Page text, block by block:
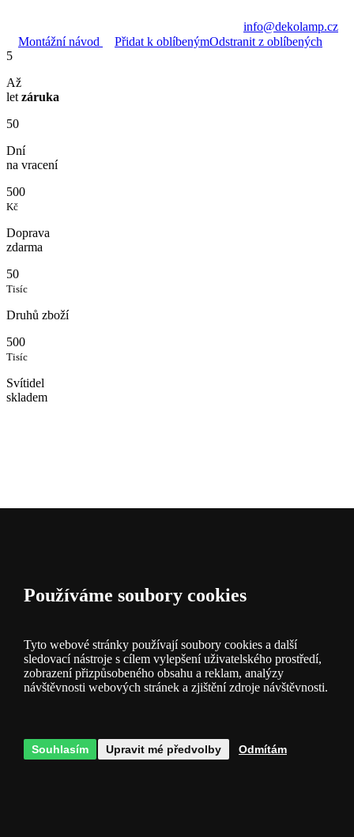
info@dekolamp.cz
Montážní návod
Přidat k oblíbenýmOdstranit z oblíbených
5
Až
let záruka
50
Dní
na vracení
500
Kč
Doprava
zdarma
50
Tisíc
Druhů zboží
500
Tisíc
Svítidel
skladem
Dotazy0
Používáme soubory cookies
Tyto webové stránky používají soubory cookies a další
sledovací nástroje s cílem vylepšení uživatelského prostředí,
zobrazení přizpůsobeného obsahu a reklam, analýzy
návštěvnosti webových stránek a zjištění zdroje návštěvnosti.
Souhlasím Upravit mé předvolby Odmítám